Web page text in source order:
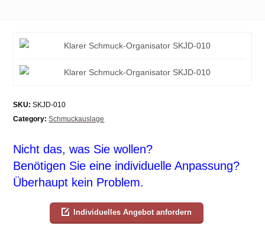
SKU: SKJD-010
Category: Schmuckauslage
Nicht das, was Sie wollen?
Benötigen Sie eine individuelle Anpassung?
Überhaupt kein Problem.
Individuelles Angebot anfordern